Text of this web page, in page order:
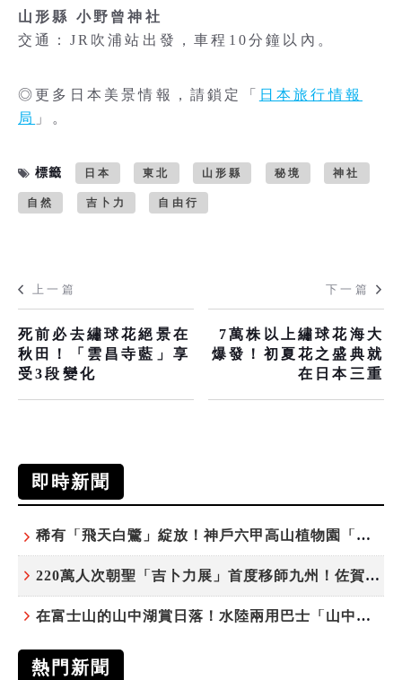
山形縣 小野曾神社
交通：JR吹浦站出發，車程10分鐘以內。
◎更多日本美景情報，請鎖定「
日本旅行情報
局 」。
標籤 日本 東北 山形縣 秘境 神社
自然 吉卜力 自由行
上一篇
死前必去繡球花絕景在
秋田！「雲昌寺藍」享
受3段變化
下一篇
7萬株以上繡球花海大
爆發！初夏花之盛典就
在日本三重
即時新聞
稀有「飛天白鷺」綻放！神戶六甲高山植物園「鷺草」珍貴現身
220萬人次朝聖「吉卜力展」首度移師九州！佐賀站早鳥平日套票8/10搶先開賣
在富士山的山中湖賞日落！水陸兩用巴士「山中湖的河馬」暑假加開夕陽班次
熱門新聞